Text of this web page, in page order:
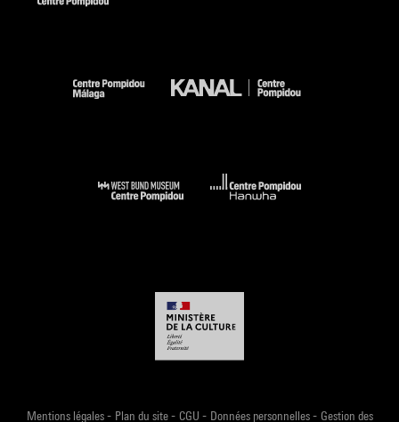
Mentions légales- Plan du site- CGU - Données personnelles- Gestion des